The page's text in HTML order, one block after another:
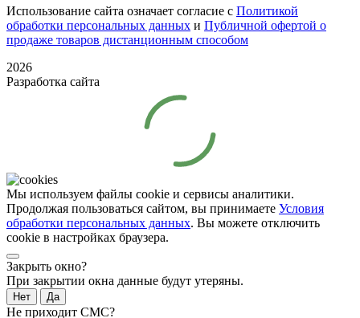
Использование сайта означает согласие с Политикой
обработки персональных данных и Публичной офертой о
продаже товаров дистанционным способом
2026
Разработка сайта
Мы используем файлы cookie и сервисы аналитики.
Продолжая пользоваться сайтом, вы принимаете Условия
обработки персональных данных. Вы можете отключить
cookie в настройках браузера.
Закрыть окно?
При закрытии окна данные будут утеряны.
Нет Да
Не приходит СМС?